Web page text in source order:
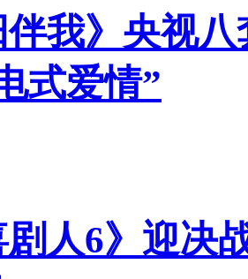
伴我》央视
式爱情”
人6》迎决